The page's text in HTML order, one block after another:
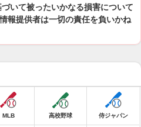
いて被ったいかなる損害について
報提供者は一切の責任を負いかね
MLB 高校野球 侍ジャパン